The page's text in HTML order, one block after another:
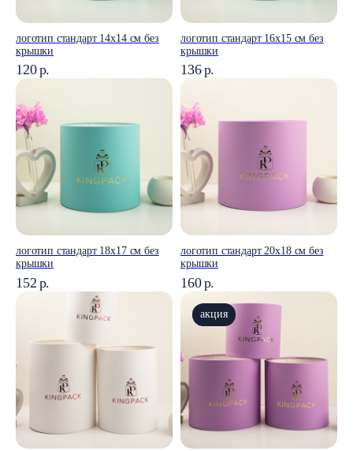
логотип стандарт 14x14 см без
крышки
120р.
логотип стандарт 16х15 см без
крышки
136р.
логотип стандарт 18х17 см без
крышки
152 р.
логотип стандарт 20х18 см без
крышки
160р.
акция